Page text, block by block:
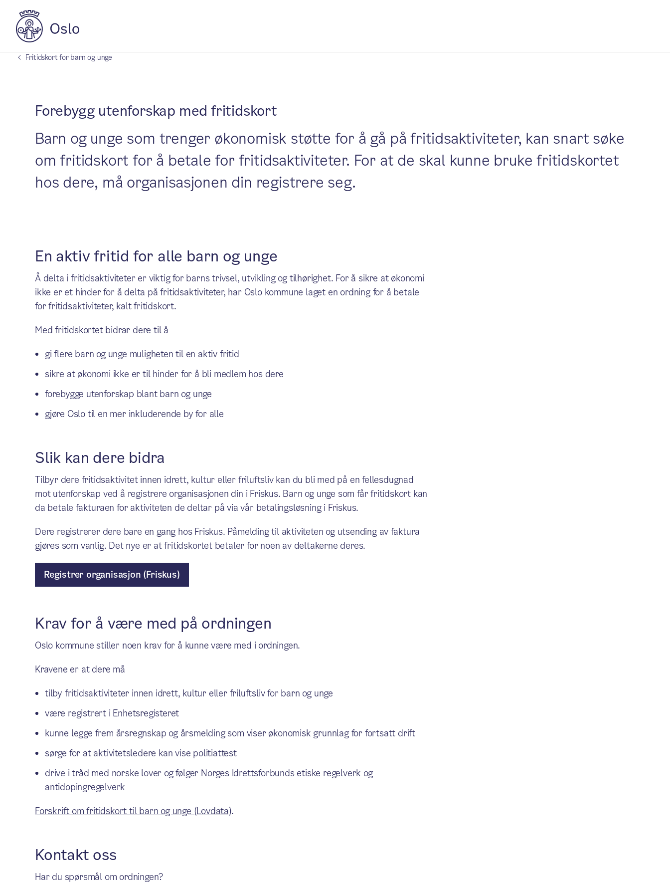
Fritidskort for barn og unge
Forebygg utenforskap med fritidskort
Barn og unge som trenger økonomisk støtte for å gå på fritidsaktiviteter, kan snart søke
om fritidskort for å betale for fritidsaktiviteter. For at de skal kunne bruke fritidskortet
hos dere, må organisasjonen din registrere seg.
En aktiv fritid for alle barn og unge
Å delta i fritidsaktiviteter er viktig for barns trivsel, utvikling og tilhørighet. For å sikre at økonomi
ikke er et hinder for å delta på fritidsaktiviteter, har Oslo kommune laget en ordning for å betale
for fritidsaktiviteter, kalt fritidskort.
Med fritidskortet bidrar dere til å
gi flere barn og unge muligheten til en aktiv fritid
sikre at økonomi ikke er til hinder for å bli medlem hos dere
forebygge utenforskap blant barn og unge
gjøre Oslo til en mer inkluderende by for alle
Slik kan dere bidra
Tilbyr dere fritidsaktivitet innen idrett, kultur eller friluftsliv kan du bli med på en fellesdugnad
mot utenforskap ved å registrere organisasjonen din i Friskus. Barn og unge som får fritidskort kan
da betale fakturaen for aktiviteten de deltar på via vår betalingsløsning i Friskus.
Dere registrerer dere bare en gang hos Friskus. Påmelding til aktiviteten og utsending av faktura
gjøres som vanlig. Det nye er at fritidskortet betaler for noen av deltakerne deres.
Registrer organisasjon (Friskus)
Krav for å være med på ordningen
Oslo kommune stiller noen krav for å kunne være med i ordningen.
Kravene er at dere må
tilby fritidsaktiviteter innen idrett, kultur eller friluftsliv for barn og unge
være registrert i Enhetsregisteret
kunne legge frem årsregnskap og årsmelding som viser økonomisk grunnlag for fortsatt drift
sørge for at aktivitetsledere kan vise politiattest
drive i tråd med norske lover og følger Norges Idrettsforbunds etiske regelverk og
antidopingregelverk
Forskrift om fritidskort til barn og unge (Lovdata).
Kontakt oss
Har du spørsmål om ordningen?